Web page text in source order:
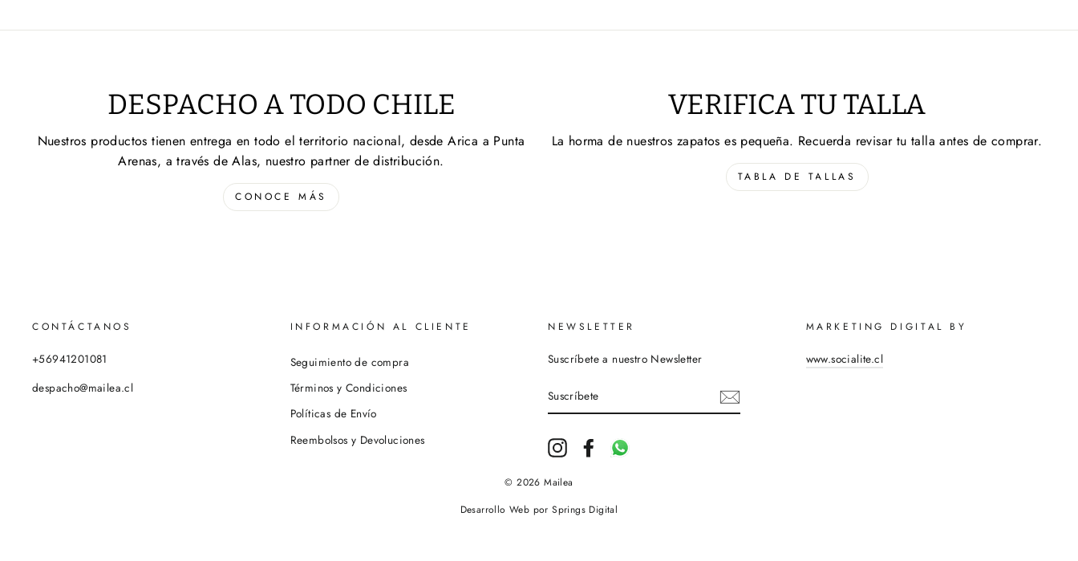
DESPACHO A TODO CHILE
Nuestros productos tienen entrega en todo el territorio nacional, desde Arica a Punta
Arenas, a través de Alas, nuestro partner de distribución.
CONOCE MÁS
VERIFICA TU TALLA
La horma de nuestros zapatos es pequeña. Recuerda revisar tu talla antes de comprar.
TABLA DE TALLAS
CONTÁCTANOS
+56941201081
despacho@mailea.cl
INFORMACIÓN AL CLIENTE
Seguimiento de compra
Términos y Condiciones
Políticas de Envío
Reembolsos y Devoluciones
NEWSLETTER
Suscríbete a nuestro Newsletter
InstagramFacebook
MARKETING DIGITAL BY
www.socialite.cl
© 2026 Mailea
Desarrollo Web porSprings Digital